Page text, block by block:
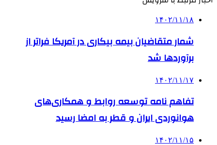
۱۴۰۲/۱۱/۱۸
شمار متقاضیان بیمه بیکاری در آمریکا فراتر از
برآوردها شد
۱۴۰۲/۱۱/۱۷
تفاهم نامه توسعه روابط و همکاری‌های
هوانوردی ایران و قطر به امضا رسید
۱۴۰۲/۱۱/۱۵